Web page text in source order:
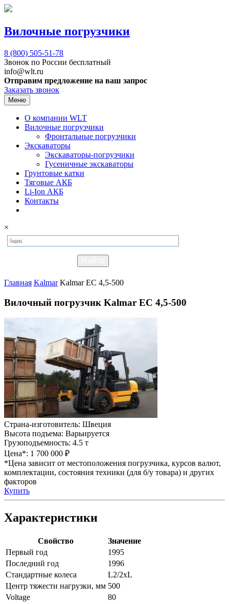
Вилочные погрузчики
8 (800) 505-51-78
Звонок по России бесплатный
info@wlt.ru
Отправим предложение на ваш запрос
Заказать звонок
Меню
О компании WLT
Вилочные погрузчики
Фронтальные погрузчики
Экскаваторы
Экскаваторы-погрузчики
Гусеничные экскаваторы
Грунтовые катки
Тяговые АКБ
Li-Ion АКБ
Контакты
×
Главная Kalmar Kalmar EC 4,5-500
Вилочный погрузчик Kalmar EC 4,5-500
Страна-изготовитель: Швеция
Высота подъема: Варьируется
Грузоподъемность: 4.5 т
Цена*: 1 700 000 ₽
*Цена зависит от местоположения погрузчика, курсов валют,
комплектации, состояния техники (для б/у товара) и других
факторов
Купить
Характеристики
Свойство
Значение
Первый год
1995
Последний год
1996
Стандартные колеса
L2/2xL
Центр тяжести нагрузки, мм 500
Voltage
80